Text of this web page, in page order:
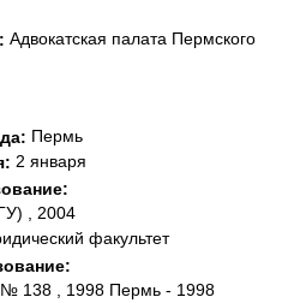
Адвокатская палата Пермского
Пермь
2 января
, 2004
факультет
138 , 1998 Пермь - 1998